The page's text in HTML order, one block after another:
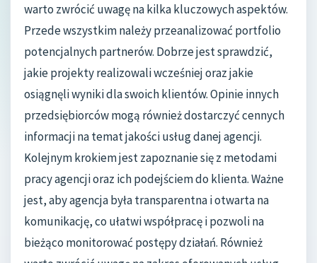
warto zwrócić uwagę na kilka kluczowych aspektów.
Przede wszystkim należy przeanalizować portfolio
potencjalnych partnerów. Dobrze jest sprawdzić,
jakie projekty realizowali wcześniej oraz jakie
osiągnęli wyniki dla swoich klientów. Opinie innych
przedsiębiorców mogą również dostarczyć cennych
informacji na temat jakości usług danej agencji.
Kolejnym krokiem jest zapoznanie się z metodami
pracy agencji oraz ich podejściem do klienta. Ważne
jest, aby agencja była transparentna i otwarta na
komunikację, co ułatwi współpracę i pozwoli na
bieżąco monitorować postępy działań. Również